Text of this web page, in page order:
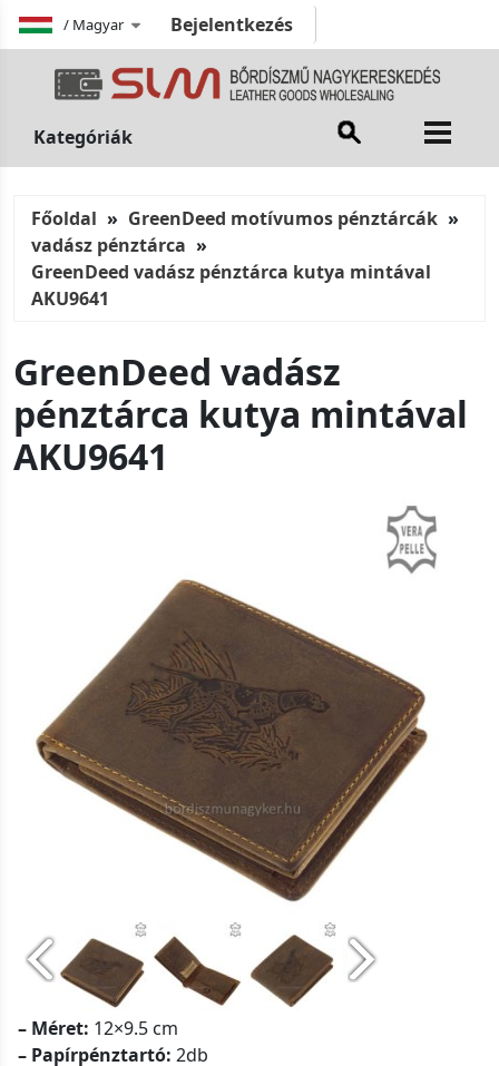
/ Magyar Bejelentkezés
Kategóriák
Főoldal
GreenDeed motívumos pénztárcák
vadász pénztárca
GreenDeed vadász pénztárca kutya mintával
AKU9641
GreenDeed vadász
pénztárca kutya mintával
AKU9641
– Méret: 12×9.5 cm
– Papírpénztartó: 2db